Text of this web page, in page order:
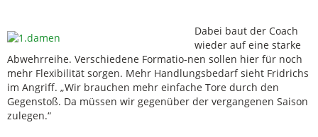
Dabei baut der Coach
wieder auf eine starke
Abwehrreihe. Verschiedene Formatio-nen sollen hier für noch
mehr Flexibilität sorgen. Mehr Handlungsbedarf sieht Fridrichs
im Angriff. „Wir brauchen mehr einfache Tore durch den
Gegenstoß. Da müssen wir gegenüber der vergangenen Saison
zulegen.“